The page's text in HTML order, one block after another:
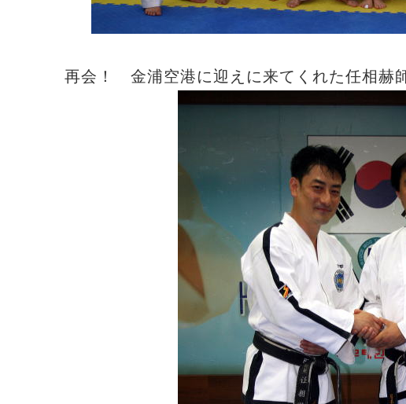
再会！ 金浦空港に迎えに来てくれた任相赫